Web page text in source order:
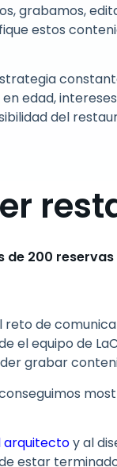
grabamos,
estos
edad,
del
de 200
de
el equipo de
grabar
arquitectoy al
estar